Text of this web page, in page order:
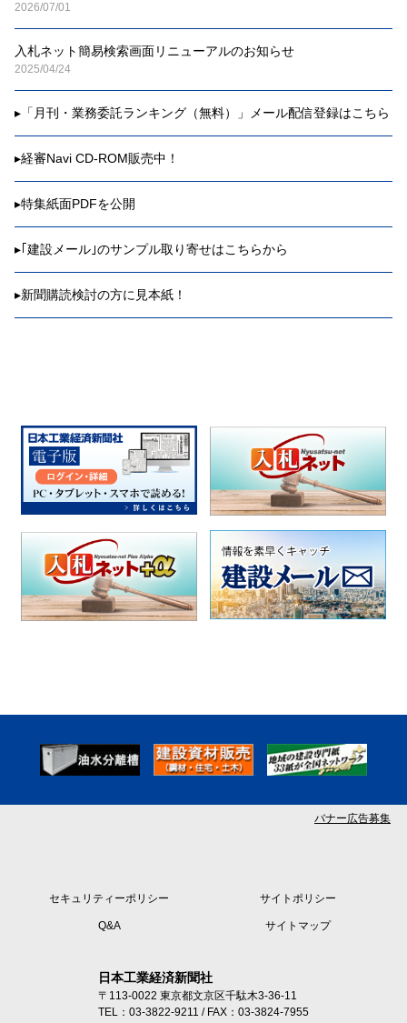
2026/07/01
入札ネット簡易検索画面リニューアルのお知らせ
2025/04/24
▸ 「月刊・業務委託ランキング（無料）」メール配信登録はこちら
▸経審Navi CD-ROM販売中！
▸特集紙面PDFを公開
▸ ｢建設メール｣のサンプル取り寄せはこちらから
▸新聞購読検討の方に見本紙！
バナー広告募集
セキュリティーポリシー サイトポリシー
Q&A サイトマップ
日本工業経済新聞社
〒113-0022 東京都文京区千駄木3-36-11
TEL：03-3822-9211 / FAX：03-3824-7955